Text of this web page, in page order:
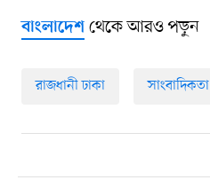
বাংলাদেশথেকে আরও পড়ুন
রাজধানী ঢাকা সাংবাদিকতা